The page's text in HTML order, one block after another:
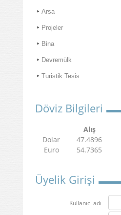
Arsa
Projeler
Bina
Devremülk
Turistik Tesis
Döviz Bilgileri
Alış
Dolar
47.4896
Euro
54.7365
Üyelik Girişi
Kullanıcı adı